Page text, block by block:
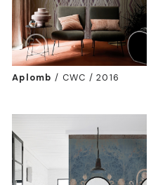
Aplomb / CWC / 2016